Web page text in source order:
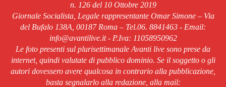
n. 126 del 10 Ottobre 2019
Giornale Socialista, Legale rappresentante Omar Simone – Via
del Bufalo 138A, 00187 Roma – Tel.06. 8841463 - Email:
info@avantilive.it - P.Iva: 11058950962
Le foto presenti sul plurisettimanale Avanti live sono prese da
internet, quindi valutate di pubblico dominio. Se il soggetto o gli
autori dovessero avere qualcosa in contrario alla pubblicazione,
basta segnalarlo alla redazione, alla mail: